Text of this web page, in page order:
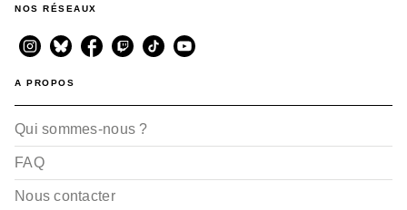
NOS RÉSEAUX
A PROPOS
Qui sommes-nous ?
FAQ
Nous contacter